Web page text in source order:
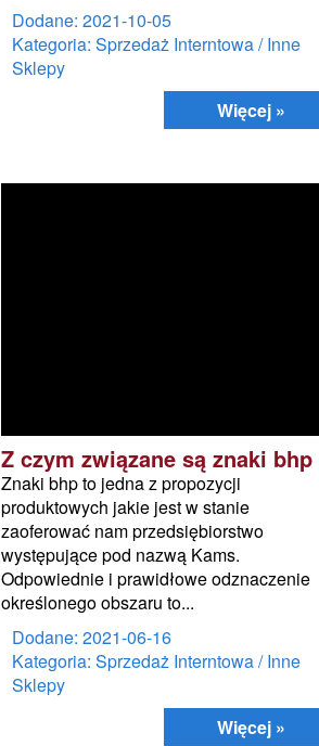
Dodane: 2021-10-05
Kategoria: Sprzedaż Interntowa / Inne
Sklepy
Więcej »
Z czym związane są znaki bhp
Znaki bhp to jedna z propozycji
produktowych jakie jest w stanie
zaoferować nam przedsiębiorstwo
występujące pod nazwą Kams.
Odpowiednie i prawidłowe odznaczenie
określonego obszaru to...
Dodane: 2021-06-16
Kategoria: Sprzedaż Interntowa / Inne
Sklepy
Więcej »